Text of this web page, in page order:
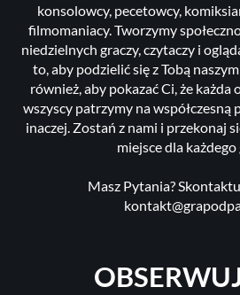
konsolowcy, pecetowcy,
filmomaniacy. Tworzymy
niedzielnych graczy, czytaczy i
to, aby podzielić się z Tobą
również, aby pokazać Ci, że każda
wszyscy patrzymy na
inaczej. Zostań z nami i przekonaj
miejsce dla każdego
Masz Pytania?